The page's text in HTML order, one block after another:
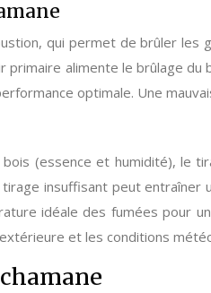
qui permet de brûler
alimente le brûlage
optimale. Une
(essence et humidité), le
insuffisant peut
idéale des fumées pour
et les conditions